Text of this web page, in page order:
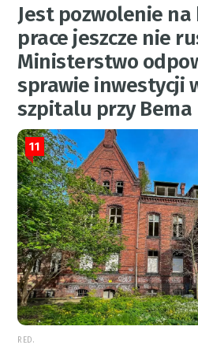
Jest pozwolenie na
prace jeszcze nie
Ministerstwo
sprawie inwestycji
szpitalu przy Bema
11
RED.